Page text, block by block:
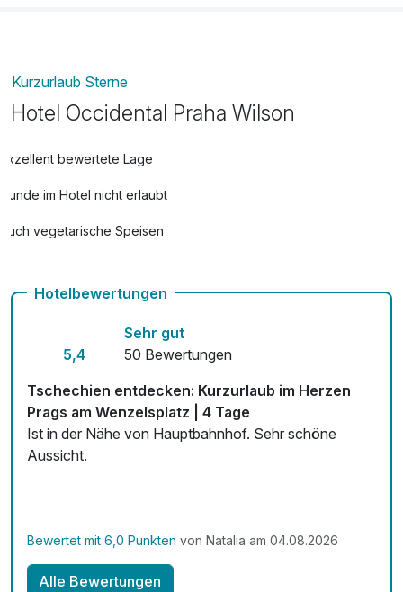
Kurzurlaub Sterne
Hotel Occidental Praha Wilson
Exzellent bewertete Lage
Hunde im Hotel nicht erlaubt
Auch vegetarische Speisen
Zimmerservice verfügbar
Hotelbewertungen
5,4
Sehr gut
50 Bewertungen
Tschechien entdecken: Kurzurlaub im Herzen
Prags am Wenzelsplatz | 4 Tage
Ist in der Nähe von Hauptbahnhof. Sehr schöne
Aussicht.
Bewertet mit 6,0 Punkten von Natalia am 04.08.2026
Alle Bewertungen